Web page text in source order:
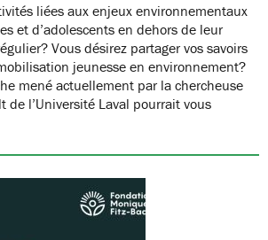
liées aux enjeux environnementaux
et d’adolescents en dehors de leur
Vous désirez partager vos savoirs
jeunesse en environnement?
mené actuellement par la chercheuse
de l’Université Laval pourrait vous